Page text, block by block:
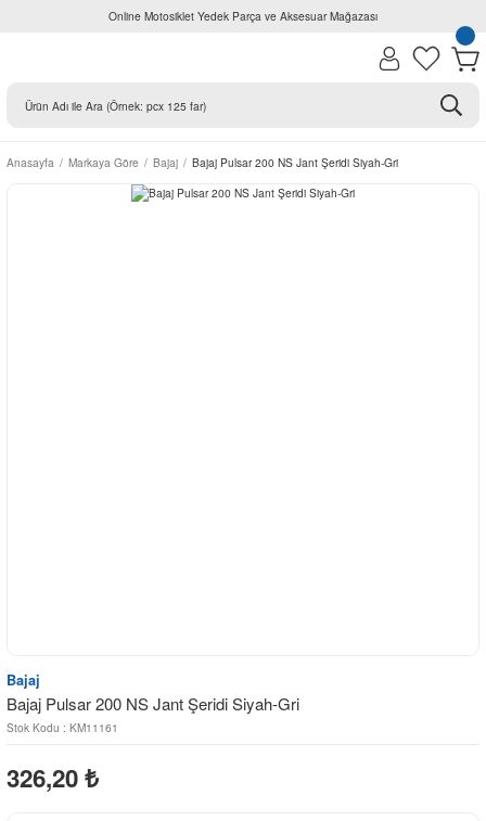
Online Motosiklet Yedek Parça ve Aksesuar Mağazası
Anasayfa Markaya Göre Bajaj Bajaj Pulsar 200 NS Jant Şeridi Siyah-Gri
Bajaj
Bajaj Pulsar 200 NS Jant Şeridi Siyah-Gri
Stok Kodu : KM11161
326,20 ₺